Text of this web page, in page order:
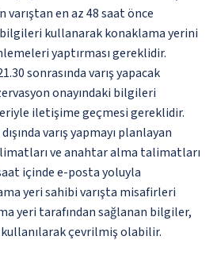
en az 48 saat önce
kullanarak konaklama yerini
yaptırması gereklidir.
sonrasında varış yapacak
onayındaki bilgileri
iletişime geçmesi gereklidir.
varış yapmayı planlayan
ve anahtar alma talimatları
içinde e-posta yoluyla
yeri sahibi varışta misafirleri
yeri tarafından sağlanan bilgiler,
çevrilmiş olabilir.